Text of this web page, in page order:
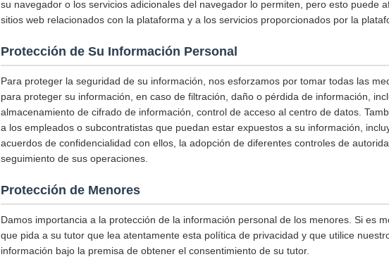
su navegador o los servicios adicionales del navegador lo permiten, pero esto puede
sitios web relacionados con la plataforma y a los servicios proporcionados por la
Protección de Su Información Personal
Para proteger la seguridad de su información, nos esforzamos por tomar todas las
para proteger su información, en caso de filtración, daño o pérdida de información,
almacenamiento de cifrado de información, control de acceso al centro de datos.
a los empleados o subcontratistas que puedan estar expuestos a su información,
acuerdos de confidencialidad con ellos, la adopción de diferentes controles de
seguimiento de sus operaciones.
Protección de Menores
Damos importancia a la protección de la información personal de los menores. Si es
que pida a su tutor que lea atentamente esta política de privacidad y que utilice
información bajo la premisa de obtener el consentimiento de su tutor.